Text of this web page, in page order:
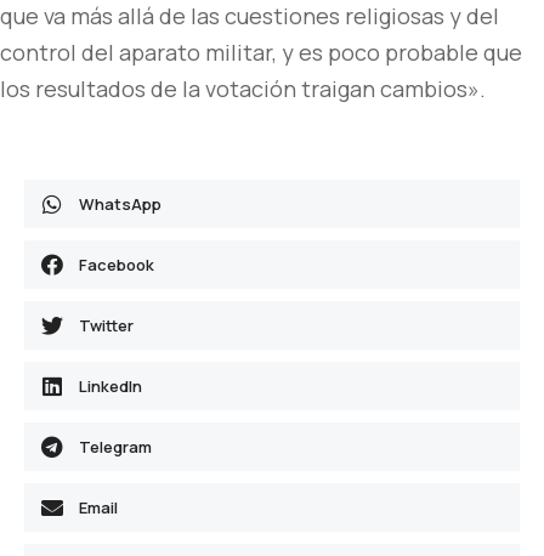
que va más allá de las cuestiones religiosas y del
control del aparato militar, y es poco probable que
los resultados de la votación traigan cambios».
WhatsApp
Facebook
Twitter
LinkedIn
Telegram
Email